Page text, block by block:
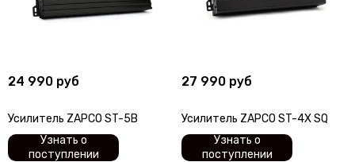
24 990 руб
Усилитель ZAPCO ST-5B
Узнать о
поступлении
27 990 руб
Усилитель ZAPCO ST-4X SQ
Узнать о
поступлении